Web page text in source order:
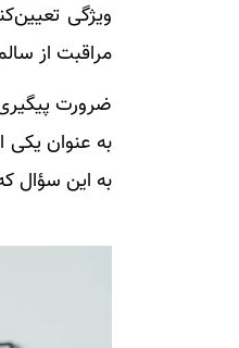
ویژگی
مراقبت از
ضرورت
به عنوان یکی
به این سؤال